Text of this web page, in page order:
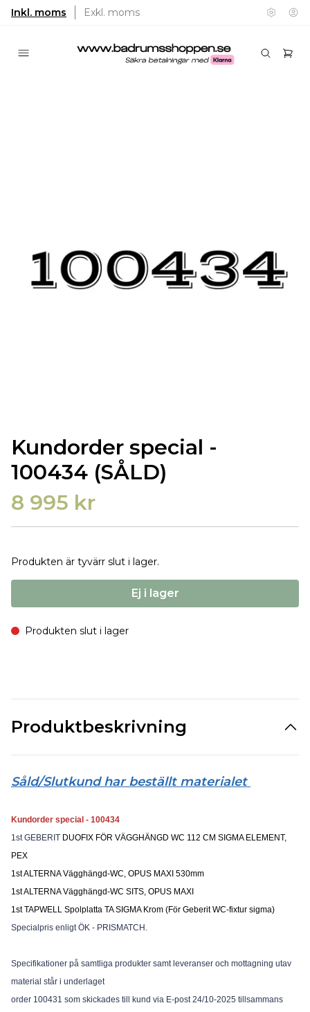
Inkl. moms Exkl. moms
Kundorder special -
100434 (SÅLD)
8 995 kr
Produkten är tyvärr slut i lager.
Ej i lager
Produkten slut i lager
Produktbeskrivning
Såld/Slutkund har beställt materialet
Kundorder special - 100434
1st GEBERIT DUOFIX FÖR VÄGGHÄNGD WC 112 CM SIGMA ELEMENT,
PEX
1st ALTERNA Vägghängd-WC, OPUS MAXI 530mm
1st ALTERNA Vägghängd-WC SITS, OPUS MAXI
1st TAPWELL Spolplatta TA SIGMA Krom (För Geberit WC-fixtur sigma)
Specialpris enligt ÖK - PRISMATCH.
Specifikationer på samtliga produkter samt leveranser och mottagning utav
material står i underlaget
order 100431 som skickades till kund via E-post 24/10-2025 tillsammans